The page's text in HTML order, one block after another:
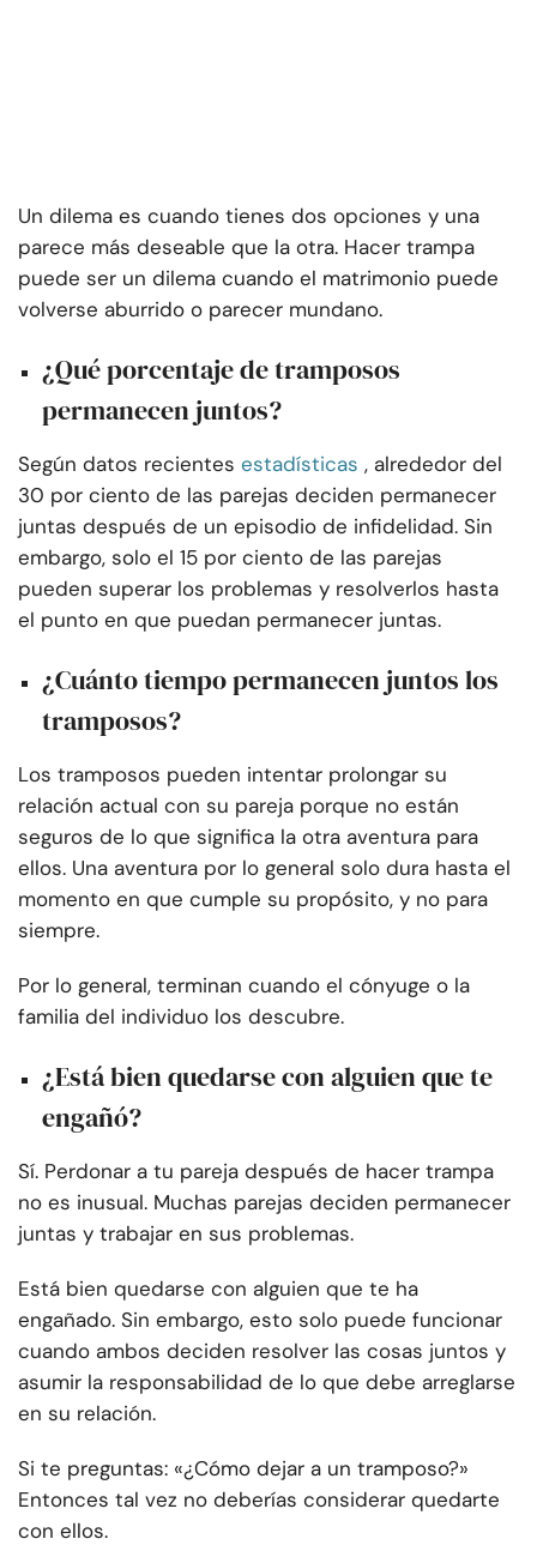
Un dilema es cuando tienes dos opciones y una
parece más deseable que la otra. Hacer trampa
puede ser un dilema cuando el matrimonio puede
volverse aburrido o parecer mundano.
¿Qué porcentaje de tramposos
permanecen juntos?
Según datos recientes estadísticas , alrededor del
30 por ciento de las parejas deciden permanecer
juntas después de un episodio de infidelidad. Sin
embargo, solo el 15 por ciento de las parejas
pueden superar los problemas y resolverlos hasta
el punto en que puedan permanecer juntas.
¿Cuánto tiempo permanecen juntos los
tramposos?
Los tramposos pueden intentar prolongar su
relación actual con su pareja porque no están
seguros de lo que significa la otra aventura para
ellos. Una aventura por lo general solo dura hasta el
momento en que cumple su propósito, y no para
siempre.
Por lo general, terminan cuando el cónyuge o la
familia del individuo los descubre.
¿Está bien quedarse con alguien que te
engañó?
Sí. Perdonar a tu pareja después de hacer trampa
no es inusual. Muchas parejas deciden permanecer
juntas y trabajar en sus problemas.
Está bien quedarse con alguien que te ha
engañado. Sin embargo, esto solo puede funcionar
cuando ambos deciden resolver las cosas juntos y
asumir la responsabilidad de lo que debe arreglarse
en su relación.
Si te preguntas: «¿Cómo dejar a un tramposo?»
Entonces tal vez no deberías considerar quedarte
con ellos.